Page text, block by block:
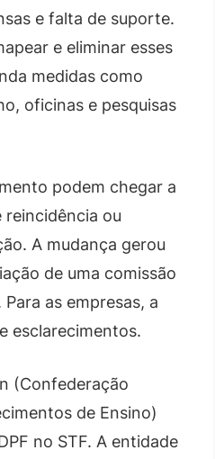
e falta de suporte.
e eliminar esses
medidas como
oficinas e pesquisas
podem chegar a
reincidência ou
A mudança gerou
de uma comissão
as empresas, a
esclarecimentos.
(Confederação
de Ensino)
no STF. A entidade